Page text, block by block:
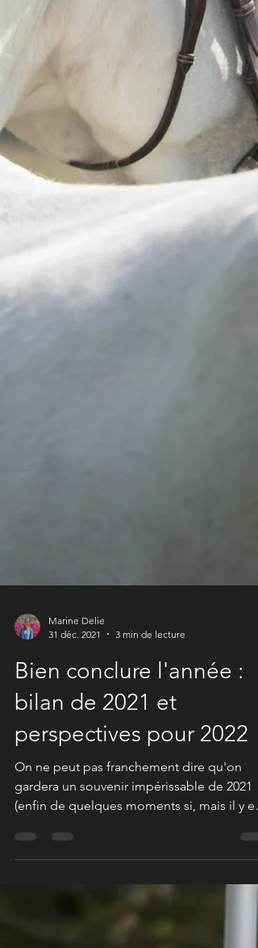
31 déc. 2021
3 min de lecture
Bien conclure l'année :
bilan de 2021 et
perspectives pour 2022
On ne peut pas franchement dire qu'on
gardera un souvenir impérissable de 2021
(enfin de quelques moments si, mais il y en
sûrement...